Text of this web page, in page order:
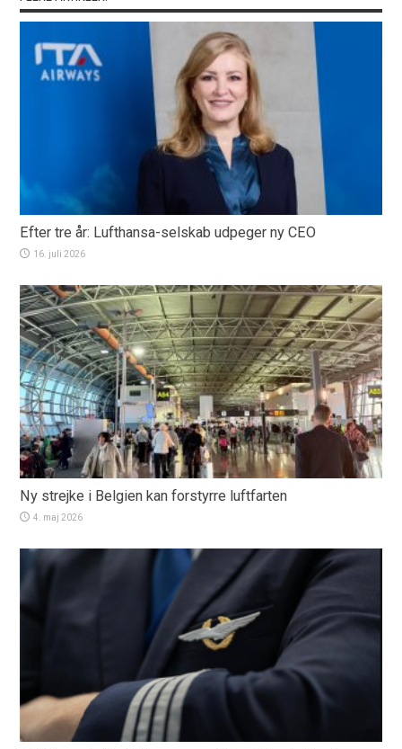
Efter tre år: Lufthansa-selskab udpeger ny CEO
16. juli 2026
Ny strejke i Belgien kan forstyrre luftfarten
4. maj 2026